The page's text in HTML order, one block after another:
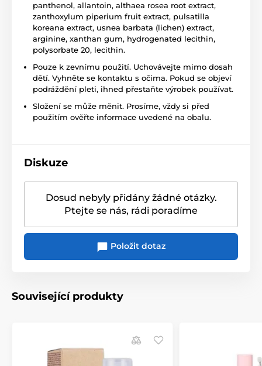
panthenol, allantoin, althaea rosea root extract,
zanthoxylum piperium fruit extract, pulsatilla
koreana extract, usnea barbata (lichen) extract,
arginine, xanthan gum, hydrogenated lecithin,
polysorbate 20, lecithin.
Pouze k zevnímu použití. Uchovávejte mimo dosah
dětí. Vyhněte se kontaktu s očima. Pokud se objeví
podráždění pleti, ihned přestaňte výrobek používat.
Složení se může měnit. Prosíme, vždy si před
použitím ověřte informace uvedené na obalu.
Diskuze
Dosud nebyly přidány žádné otázky.
Ptejte se nás, rádi poradíme
Položit dotaz
Související produkty